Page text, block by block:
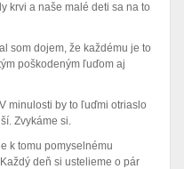
krvi a naše malé deti sa na to
som dojem, že každému je to
poškodeným ľuďom aj
minulosti by to ľuďmi otriaslo
Zvykáme si.
k tomu pomyselnému
deň si ustelieme o pár